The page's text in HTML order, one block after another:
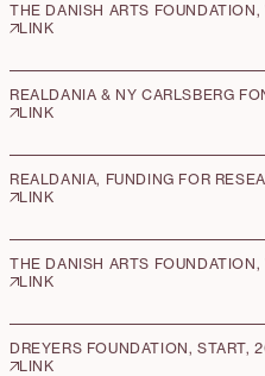
THE DANISH ARTS
LINK
REALDANIA & NY CARLSBERG
LINK
REALDANIA, FUNDING FOR
LINK
THE DANISH ARTS
LINK
DREYERS FOUNDATION, START,
LINK